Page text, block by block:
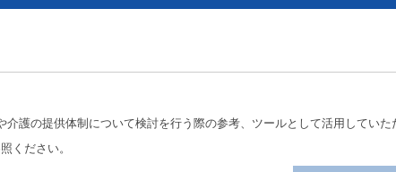
護の提供体制について検討を行う際の参考、ツールとして活用してい
ください。